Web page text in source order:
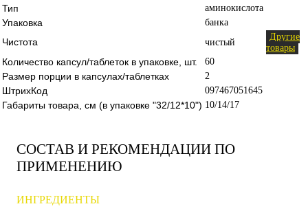
Тип аминокислота
Упаковка банка
Чистота чистый
Другие
товары
Количество капсул/таблеток в упаковке, шт. 60
Размер порции в капсулах/таблетках 2
ШтрихКод 097467051645
Габариты товара, см (в упаковке "32/12*10") 10/14/17
СОСТАВ И РЕКОМЕНДАЦИИ ПО
ПРИМЕНЕНИЮ
ИНГРЕДИЕНТЫ